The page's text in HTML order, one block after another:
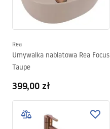
Rea
Umywalka nablatowa Rea Focus
Taupe
399,00 zł